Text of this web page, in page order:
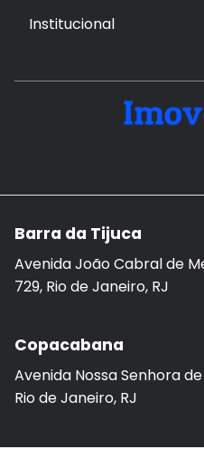
Institucional
Barra da Tijuca
Avenida João Cabral de
729, Rio de Janeiro, RJ
Copacabana
Avenida Nossa Senhora
Rio de Janeiro, RJ